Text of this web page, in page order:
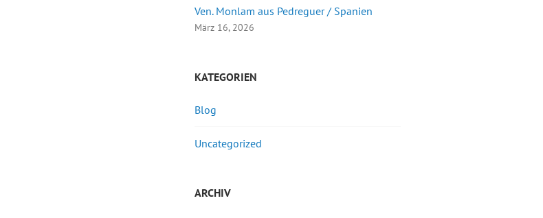
Ven. Monlam aus Pedreguer / Spanien
März 16, 2026
KATEGORIEN
Blog
Uncategorized
ARCHIV